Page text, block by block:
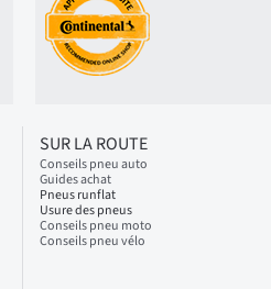
SUR LA ROUTE
Conseils pneu auto
Guides achat
Pneus runflat
Usure des pneus
Conseils pneu moto
Conseils pneu vélo